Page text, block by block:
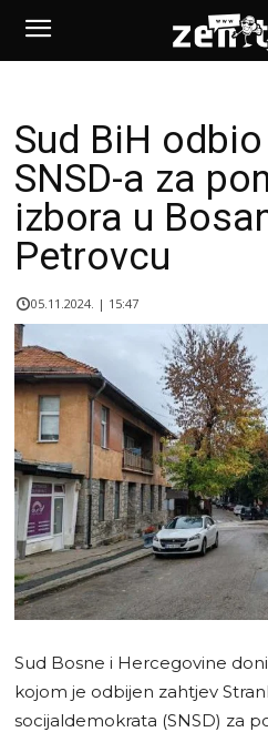
Sud BiH
SNSD-a za
izbora u
Petrovcu
05.11.2024. | 15:47
Sud Bosne i Hercegovine
kojom je odbijen zahtjev
socijaldemokrata (SNSD) za